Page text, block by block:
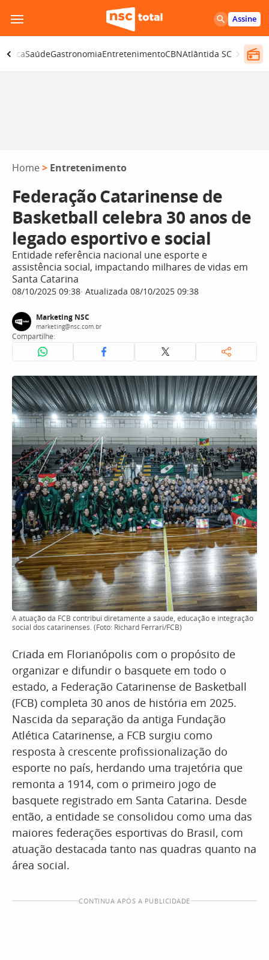
para
o
conteúdo
Assine
SaúdeGastronomiaEntretenimentoCBNAtlântida SC
Home > Entretenimento
Federação Catarinense de
Basketball celebra 30 anos de
legado esportivo e social
Entidade referência nacional une esporte e
assistência social, impactando milhares de vidas em
Santa Catarina
08/10/2025 09:38 Atualizada 08/10/2025 09:38
Marketing NSC
marketing@nsc.com.br
Compartilhe:
A atuação da FCB contribui diretamente a saúde, educação e integração
social dos catarinenses. (Foto: Richard Ferrari/FCB)
Criada em Florianópolis com o propósito de
organizar e difundir o basquete em todo o
estado, a Federação Catarinense de Basketball
(FCB) completa 30 anos de história em 2025.
Nascida da separação da antiga Fundação
Atlética Catarinense, a FCB surgiu como
resposta à crescente profissionalização do
esporte no país, herdando uma trajetória que
remonta a 1914, com o primeiro jogo de
basquete registrado em Santa Catarina. Desde
então, a entidade se consolidou como uma das
maiores federações esportivas do Brasil, com
atuação destacada tanto nas quadras quanto na
área social.
CONTINUA APÓS A PUBLICIDADE